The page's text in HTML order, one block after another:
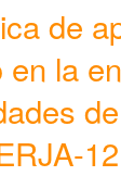
de
en la